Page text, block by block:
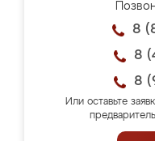
8
8
8
Или оставьте